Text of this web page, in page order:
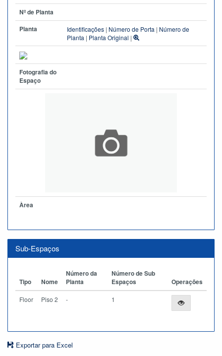
Nº de Planta
Planta
Identificações | Número de Porta | Número de
Planta | Planta Original |
Fotografia do
Espaço
Àrea
Sub-Espaços
Tipo Nome
Número da
Planta
Número de Sub
Espaços
Operações
Floor Piso 2 - 1
Exportar para Excel